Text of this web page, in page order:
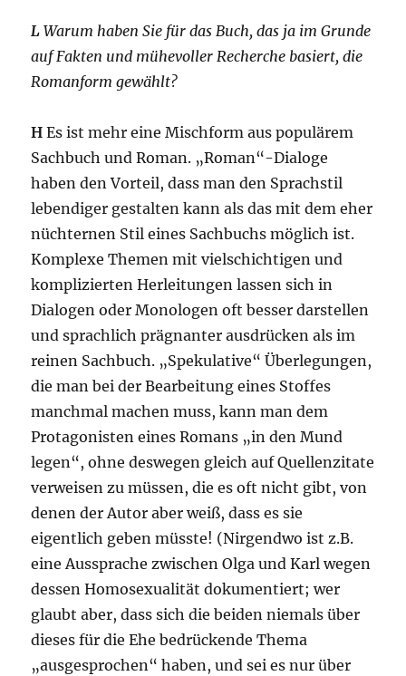
L Warum haben Sie für das Buch, das ja im Grunde
auf Fakten und mühevoller Recherche basiert, die
Romanform gewählt?
H Es ist mehr eine Mischform aus populärem
Sachbuch und Roman. „Roman“-Dialoge
haben den Vorteil, dass man den Sprachstil
lebendiger gestalten kann als das mit dem eher
nüchternen Stil eines Sachbuchs möglich ist.
Komplexe Themen mit vielschichtigen und
komplizierten Herleitungen lassen sich in
Dialogen oder Monologen oft besser darstellen
und sprachlich prägnanter ausdrücken als im
reinen Sachbuch. „Spekulative“ Überlegungen,
die man bei der Bearbeitung eines Stoffes
manchmal machen muss, kann man dem
Protagonisten eines Romans „in den Mund
legen“, ohne deswegen gleich auf Quellenzitate
verweisen zu müssen, die es oft nicht gibt, von
denen der Autor aber weiß, dass es sie
eigentlich geben müsste! (Nirgendwo ist z.B.
eine Aussprache zwischen Olga und Karl wegen
dessen Homosexualität dokumentiert; wer
glaubt aber, dass sich die beiden niemals über
dieses für die Ehe bedrückende Thema
„ausgesprochen“ haben, und sei es nur über